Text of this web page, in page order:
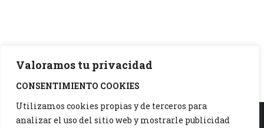
Valoramos tu privacidad
CONSENTIMIENTO COOKIES
Utilizamos cookies propias y de terceros para
analizar el uso del sitio web y mostrarle publicidad